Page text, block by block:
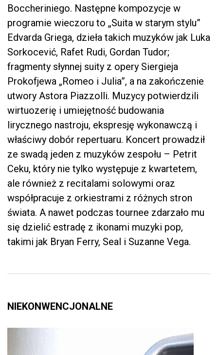
Boccheriniego. Następne kompozycje w
programie wieczoru to „Suita w starym stylu”
Edvarda Griega, dzieła takich muzyków jak Luka
Sorkocević, Rafet Rudi, Gordan Tudor;
fragmenty słynnej suity z opery Siergieja
Prokofjewa „Romeo i Julia”, a na zakończenie
utwory Astora Piazzolli. Muzycy potwierdzili
wirtuozerię i umiejętność budowania
lirycznego nastroju, ekspresję wykonawczą i
właściwy dobór repertuaru. Koncert prowadził
ze swadą jeden z muzyków zespołu – Petrit
Ceku, który nie tylko występuje z kwartetem,
ale również z recitalami solowymi oraz
współpracuje z orkiestrami z różnych stron
świata. A nawet podczas tournee zdarzało mu
się dzielić estradę z ikonami muzyki pop,
takimi jak Bryan Ferry, Seal i Suzanne Vega.
NIEKONWENCJONALNE